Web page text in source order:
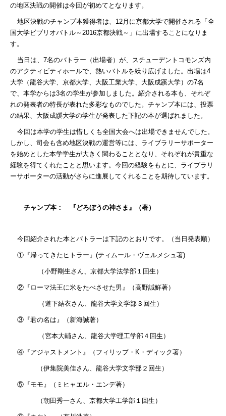
の地区決戦の開催は今回が初めてとなります。
地区決戦のチャンプ本獲得者は、 12月に京都大学で開催される「全
国大学ビブリオバトル～2016京都決戦～」に出場することになりま
す。
当日は、 7名のバトラー（出場者）が、スチューデントコモンズ内
のアクティビティホールで、熱いバトルを繰り広げました。出場は4
大学（龍谷大学、京都大学、大阪工業大学、大阪成蹊大学）の7名
で、本学からは3名の学生が参加しました。紹介される本も、それぞ
れの発表者の特長が表れた多彩なものでした。チャンプ本には、投票
の結果、大阪成蹊大学の学生が発表した下記の本が選ばれました。
今回は本学の学生は惜しくも全国大会へは出場できませんでした。
しかし、司会も含め地区決戦の運営等には、ライブラリーサポーター
を始めとした本学学生が大きく関わることとなり、それぞれが貴重な
経験を得てくれたことと思います。今回の経験をもとに、ライブラリ
ーサポーターの活動がさらに進展してくれることを期待しています。
チャンプ本： 『どろぼうの神さま』（著）
今回紹介された本とバトラーは下記のとおりです。（当日発表順）
①『帰ってきたヒトラー』 (ティムール・ヴェルメシュ著)
（小野剛生さん、京都大学法学部 １回生）
②『ローマ法王に米をたべさせた男』（高野誠鮮著）
（道下結衣さん、龍谷大学文学部 ３回生）
③『君の名は』（新海誠著）
（宮本大輔さん、龍谷大学理工学部 ４回生）
④『アジャストメント』（フィリップ・ K ・ディック著）
（伊集院美佳さん、龍谷大学文学部 ２回生）
⑤『モモ』（ミヒャエル・エンデ著）
（朝田秀一さん、京都大学工学部 １回生）